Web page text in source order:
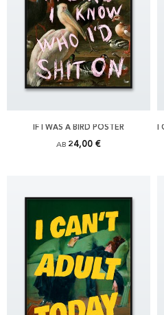
IF I WAS A BIRD POSTER
AB 24,00 €